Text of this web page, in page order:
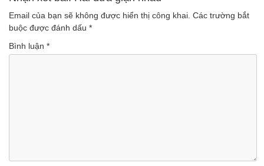
(Lượt nghe: 46)
Email của bạn sẽ không được hiển thị công khai. Các trường bắt
buộc được đánh dấu *
Bình luận *